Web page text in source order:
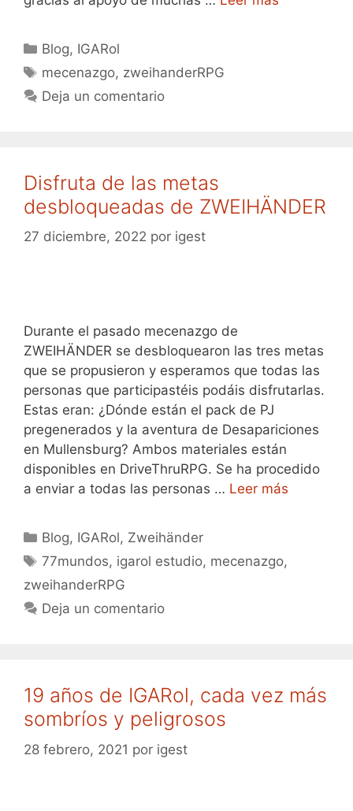
Categorías
Blog, IGARol
Etiquetas
mecenazgo, zweihanderRPG
Deja un comentario
Disfruta de las metas
desbloqueadas de ZWEIHÄNDER
27 diciembre, 2022 por igest
Durante el pasado mecenazgo de
ZWEIHÄNDER se desbloquearon las tres metas
que se propusieron y esperamos que todas las
personas que participastéis podáis disfrutarlas.
Estas eran: ¿Dónde están el pack de PJ
pregenerados y la aventura de Desapariciones
en Mullensburg? Ambos materiales están
disponibles en DriveThruRPG. Se ha procedido
a enviar a todas las personas … Leer más
Categorías
Blog, IGARol, Zweihänder
Etiquetas
77mundos, igarol estudio, mecenazgo,
zweihanderRPG
Deja un comentario
19 años de IGARol, cada vez más
sombríos y peligrosos
28 febrero, 2021 por igest